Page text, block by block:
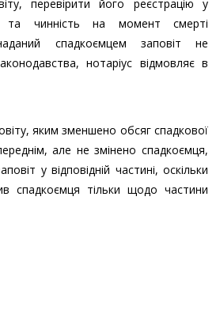
перевірити його реєстрацію у
та чинність на момент смерті
спадкоємцем заповіт не
нотаріус відмовляє в
яким зменшено обсяг спадкової
але не змінено спадкоємця,
у відповідній частині, оскільки
спадкоємця тільки щодо частини